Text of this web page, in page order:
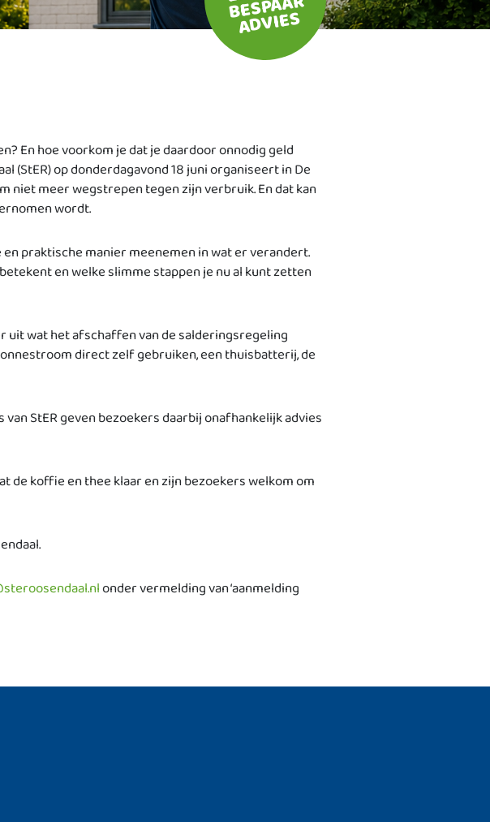
ADVIES
En hoe voorkom je dat je daardoor onnodig geld
(StER) op donderdagavond 18 juni organiseert in De
niet meer wegstrepen tegen zijn verbruik. En dat kan
wordt.
praktische manier meenemen in wat er verandert.
en welke slimme stappen je nu al kunt zetten
uit wat het afschaffen van de salderingsregeling
direct zelf gebruiken, een thuisbatterij, de
StER geven bezoekers daarbij onafhankelijk advies
de koffie en thee klaar en zijn bezoekers welkom om
onder vermelding van ‘aanmelding